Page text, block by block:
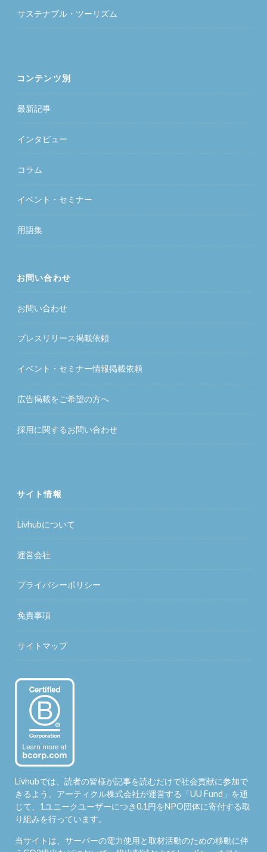
サステナブル・ツーリズム
コンテンツ別
最新記事
インタビュー
コラム
イベント・セミナー
用語集
お問い合わせ
お問い合わせ
プレスリリース掲載依頼
イベント・セミナー情報掲載依頼
広告掲載をご希望の方へ
採用に関するお問い合わせ
サイト情報
Livhubについて
運営会社
プライバシーポリシー
免責事項
サイトマップ
Livhubでは、読者の皆様が記事を読むだけで社会貢献に参加で
きるよう、アーティクル株式会社が運営する「UU Fund 」を通
じて、1ユニークユーザーにつき0.1円をNPO団体に寄付する取
り組みを行っています。
当サイトは、サーバーの電力使用と取材活動のための移動に伴